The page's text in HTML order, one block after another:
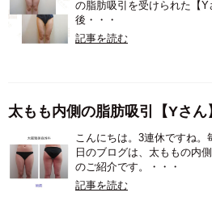
の脂肪吸引を受けられた【
後・・・
記事を読む
太もも内側の脂肪吸引【Yさん
こんにちは。3連休ですね
日のブログは、太ももの内
のご紹介です。・・・
記事を読む